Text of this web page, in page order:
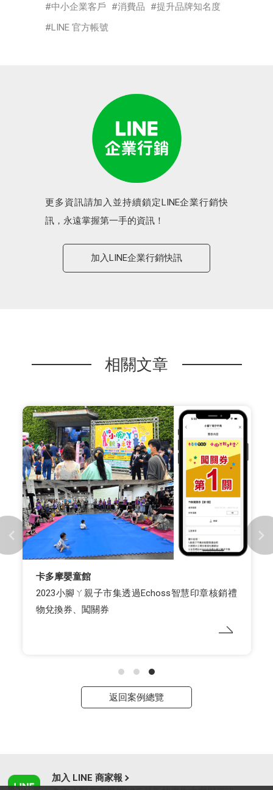
中小企業客戶
消費品
提升品牌知名度
LINE 官方帳號
更多資訊請加入並持續鎖定LINE企業行銷快
訊，永遠掌握第一手的資訊！
加入LINE企業行銷快訊
相關文章
卡多摩嬰童館
2023小腳ㄚ親子市集透過Echoss智慧印章核銷禮
物兌換券、闖關券
返回案例總覽
加入 LINE 商家報